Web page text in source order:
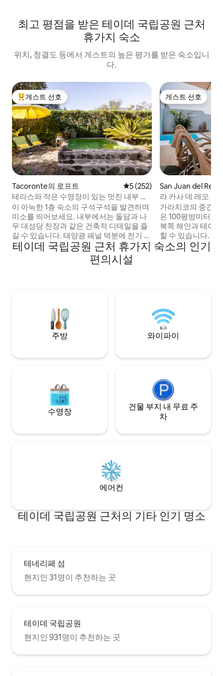
최고 평점을 받은 테이데 국립공원 근처
휴가지 숙소
위치, 청결도 등에서 게스트의 높은 평가를 받은 숙소입니
다.
상위 게스트 선호
게스트 선호
Tacoronte의 로프트 평점 5점(5점 만점), 후기 252
5 (252)
테라스와 작은 수영장이 있는 멋진 내부 및
외부의 펜트하우스
이 아늑한 1층 숙소의 구석구석을 발견하며
미소를 띄어보세요. 내부에서는 돌담과 나
무 대성당 천장과 같은 건축적 디테일을 즐
길 수 있습니다. 태양광 패널 덕분에 전기 소
비의 70% 이상이 자체 발전됩니다. 지속 가
능한 숙소:) 그런 다음 발코니로 나가 전망
을 감상하고 뒷마당, 휴식 공간, 그리고 이제
머무시는 동안 도와드리겠습니다. 주저하
지 말고 저희에게 연락해주세요! 전통적인
카나리아 건축물에서 이렇게 접근성이 좋
은 숙소를 찾기란 어렵습니다. 고품질의 소
으로 둘러싸여 있고 새소리가 들리는 시골
활하고 세심한 장식으로 게스트를 숙소에
맞이하는 전용 테라스가 있습니다. 그 위에
서 수평선(멀리 바다)을 보고 테네리페 북부
의 쾌적한 석양을 즐길 수 있습니다. 숙소 주
소리가 계속 들립니다. 다락방 전용 테라스
투명한 방에는 주방과 식당, 거실, 욕실, 작
업 공간, 침실 공간이 있습니다. 정말 돋보이
는 것은 전통적인 건축의 품질과 자재의 완
벽한 조합, 1미터 두께의 석조 벽, 박공 지붕
과 천장은 완벽한 숙박을 생각하여 완전히
개조된 모든 공간에 따뜻함을 선사합니다.
든 요소, 전기 커피 메이커, 토스터, 소금, 설
탕, 기름, 식초 등이 완비되어 있어 첫 1분부
터 음식 준비와 요리를 시작할 수 있습니다.
과 무료 캡슐이 준비되어 있습니다. 차를 마
머지 공간과 마찬가지로 아늑하고 잘 꾸며
진 거실 공간에는 편안한 소파, 바 가구(전
세계 각국의 음료, 게스트의 친절함), 넷플
릭스를 볼 수 있는 스마트 TV, 블루투스를
게스트 선호
게스트 선호
San Juan del
하우스
라 카사 데 레오
가라치코의 중간
은 100평방미터의
북쪽 해안과 테이
할 수 있습니다. 전용 온수 수영장, 최첨단
가전제품 (전자레
이 구비되어 있으
테이데 국립공원 근처 휴가지 숙소의 인기
편의시설
주방 와이파이
수영장
건물 부지 내 무료 주
차
에어컨
테이데 국립공원 근처의 기타 인기 명소
테네리페 섬
현지인 31명이 추천하는 곳
테이데 국립공원
현지인 931명이 추천하는 곳